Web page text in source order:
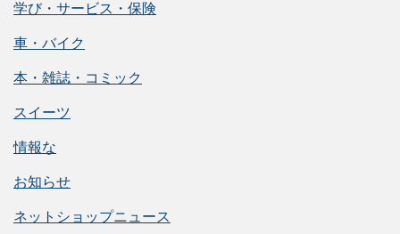
学び・サービス・保険
車・バイク
本・雑誌・コミック
スイーツ
情報な
お知らせ
ネットショップニュース